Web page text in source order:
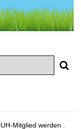
Mitglied werden